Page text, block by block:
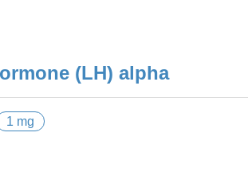
(LH) alpha
1 mg